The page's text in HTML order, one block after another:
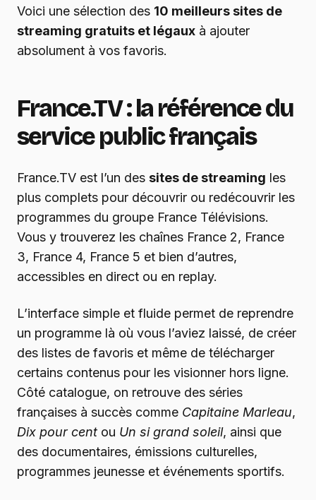
Voici une sélection des 10 meilleurs sites de
streaming gratuits et légaux à ajouter
absolument à vos favoris.
France.TV : la référence du
service public français
France.TV est l’un des sites de streaming les
plus complets pour découvrir ou redécouvrir les
programmes du groupe France Télévisions.
Vous y trouverez les chaînes France 2, France
3, France 4, France 5 et bien d’autres,
accessibles en direct ou en replay.
L’interface simple et fluide permet de reprendre
un programme là où vous l’aviez laissé, de créer
des listes de favoris et même de télécharger
certains contenus pour les visionner hors ligne.
Côté catalogue, on retrouve des séries
françaises à succès comme Capitaine Marleau,
Dix pour cent ou Un si grand soleil, ainsi que
des documentaires, émissions culturelles,
programmes jeunesse et événements sportifs.